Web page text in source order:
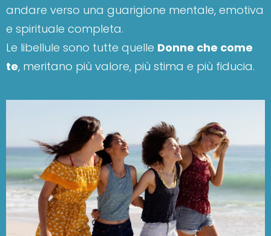
andare verso una guarigione mentale, emotiva
e spirituale completa.
Le libellule sono tutte quelle Donne che come
te, meritano più valore, più stima e più fiducia.